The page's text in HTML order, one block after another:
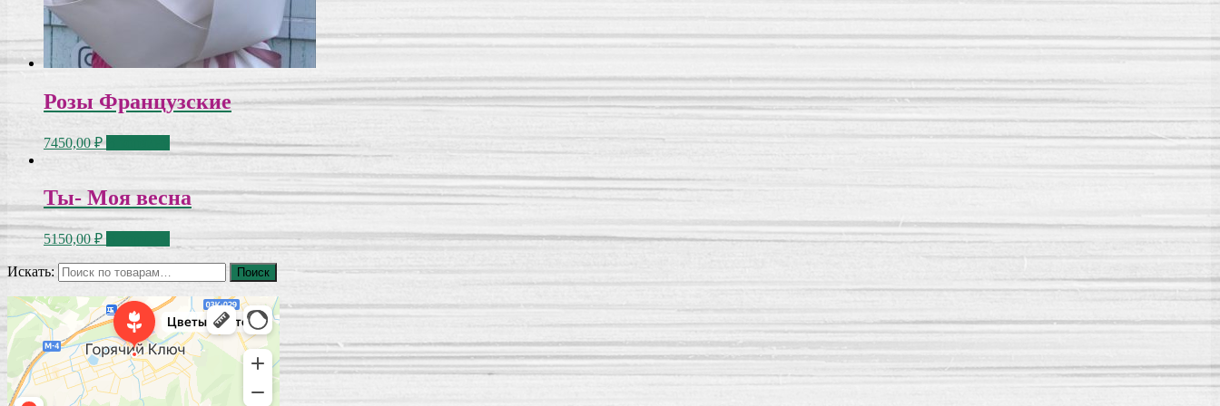
Розы Французские
7450,00₽
Ты- Моя весна
5150,00 ₽
Искать: Поиск